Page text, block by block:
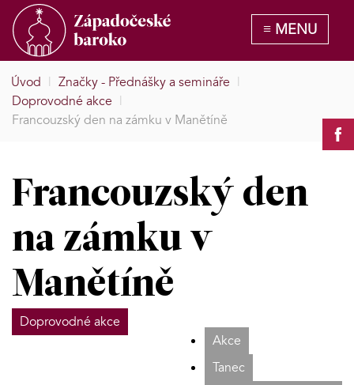
Úvod | Značky - Přednášky a semináře |
Doprovodné akce |
Francouzský den na zámku v Manětíně
Francouzský den
na zámku v
Manětíně
Doprovodné akce
Akce
Tanec